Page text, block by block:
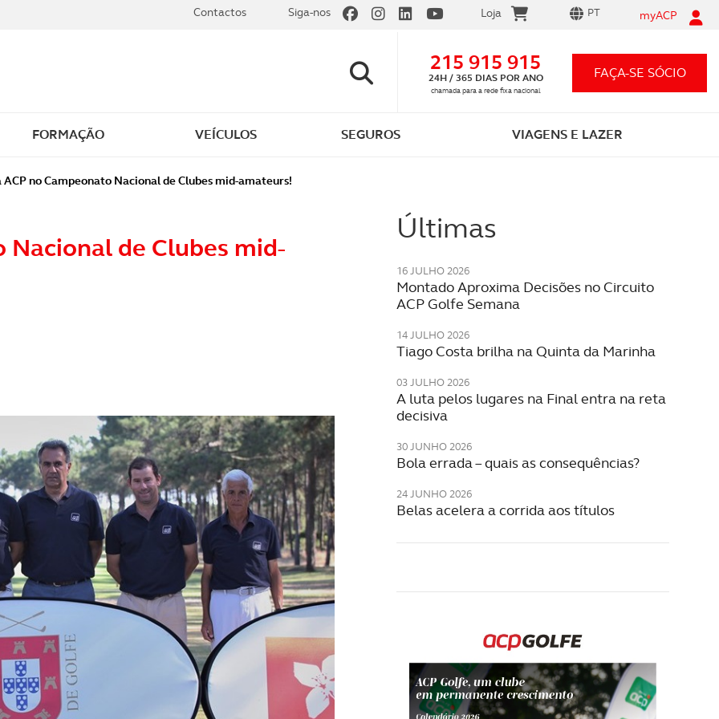
As que conhece e as que o vão surpreender
FORMAÇÃO
Tudo o que precisa saber
VEÍCULOS
Descarregue e comece já a carregar!
SEGUROS
Preço único para qualquer carro
VIAGENS E LAZER
Celebre momentos inesquecíveis
FAÇA-SE SÓCIO
Contactos Siga-nos Loja PT myACP
215 915 915
24H / 365 DIAS POR ANO
chamada para a rede fixa nacional
ACP no Campeonato Nacional de Clubes mid-amateurs!
Nacional de Clubes mid-
Últimas
16 JULHO 2026
Montado Aproxima Decisões no Circuito
ACP Golfe Semana
14 JULHO 2026
Tiago Costa brilha na Quinta da Marinha
03 JULHO 2026
A luta pelos lugares na Final entra na reta
decisiva
30 JUNHO 2026
Bola errada – quais as consequências?
24 JUNHO 2026
Belas acelera a corrida aos títulos